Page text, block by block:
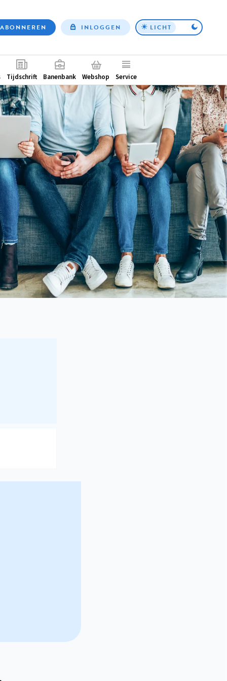
Top
ABONNEREN INLOGGEN LICHT
Tijdschrift Banenbank Webshop Service